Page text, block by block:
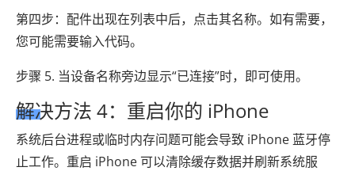
第四步：配件出现在列表中后，点击其名称。如有需要，
您可能需要输入代码。
步骤 5. 当设备名称旁边显示“已连接”时，即可使用。
解决方法 4：重启你的 iPhone
系统后台进程或临时内存问题可能会导致 iPhone 蓝牙停
止工作。重启 iPhone 可以清除缓存数据并刷新系统服